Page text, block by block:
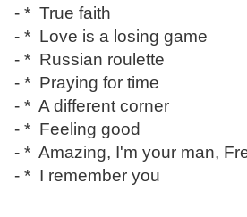
- * True faith
- * Love is a losing game
- * Russian roulette
- * Praying for time
- * A different corner
- * Feeling good
- * Amazing, I'm your man,
- * I remember you